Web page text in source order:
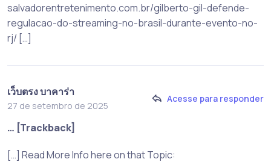
salvadorentretenimento.com.br/gilberto-gil-defende-
regulacao-do-streaming-no-brasil-durante-evento-no-
rj/ […]
เว็บตรง บาคาร่า
27 de setembro de 2025
Acesse para responder
… [Trackback]
[…] Read More Info here on that Topic: